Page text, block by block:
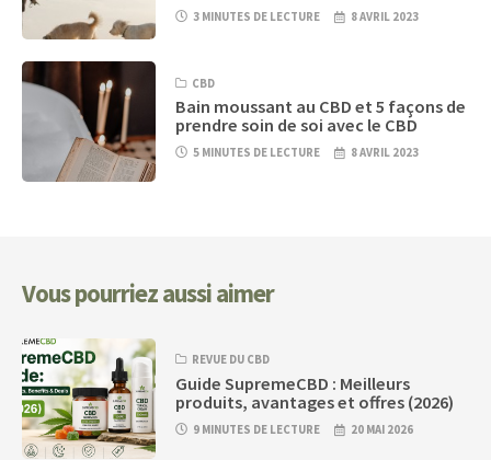
3 MINUTES DE LECTURE 8 AVRIL 2023
CBD
Bain moussant au CBD et 5 façons de
prendre soin de soi avec le CBD
5 MINUTES DE LECTURE 8 AVRIL 2023
Vous pourriez aussi aimer
REVUE DU CBD
Guide SupremeCBD : Meilleurs
produits, avantages et offres (2026)
9 MINUTES DE LECTURE 20 MAI 2026